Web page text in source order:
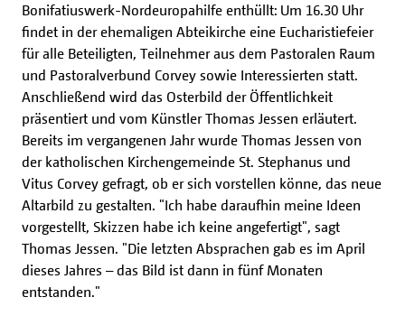
Bonifatiuswerk-Nordeuropahilfe enthüllt: Um 16.30 Uhr
findet in der ehemaligen Abteikirche eine Eucharistiefeier
für alle Beteiligten, Teilnehmer aus dem Pastoralen Raum
und Pastoralverbund Corvey sowie Interessierten statt.
Anschließend wird das Osterbild der Öffentlichkeit
präsentiert und vom Künstler Thomas Jessen erläutert.
Bereits im vergangenen Jahr wurde Thomas Jessen von
der katholischen Kirchengemeinde St. Stephanus und
Vitus Corvey gefragt, ob er sich vorstellen könne, das neue
Altarbild zu gestalten. "Ich habe daraufhin meine Ideen
vorgestellt, Skizzen habe ich keine angefertigt", sagt
Thomas Jessen. "Die letzten Absprachen gab es im April
dieses Jahres – das Bild ist dann in fünf Monaten
entstanden."